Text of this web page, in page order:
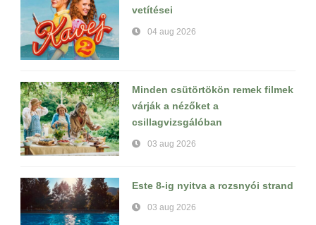
vetítései
04 aug 2026
Minden csütörtökön remek filmek
várják a nézőket a
csillagvizsgálóban
03 aug 2026
Este 8-ig nyitva a rozsnyói strand
03 aug 2026